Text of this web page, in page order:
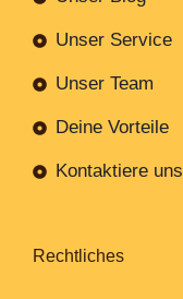
Unser Service
Unser Team
Deine Vorteile
Kontaktiere uns
Rechtliches